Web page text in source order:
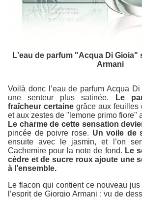
L'eau de parfum "Acqua Di Gioia"
Armani
Voilà donc l’eau de parfum Acqua
une senteur plus satinée. Le
fraîcheur certaine grâce aux feuilles
et aux zestes de "lemone primo fiore"
Le charme de cette sensation
pincée de poivre rose. Un voile de
ensuite avec le jasmin, et l’on
Cachemire pour la note de fond. Le
cèdre et de sucre roux ajoute une
à l’ensemble.
Le flacon qui contient ce nouveau
l’esprit de Giorgio Armani ; vu de